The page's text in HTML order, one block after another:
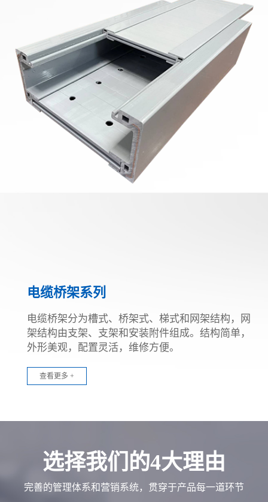
电缆桥架系列
电缆桥架分为槽式、桥架式、梯式和网架结构，网
架结构由支架、支架和安装附件组成。结构简单，
外形美观，配置灵活，维修方便。
查看更多 +
选择我们的4大理由
完善的管理体系和营销系统，贯穿于产品每一道环节